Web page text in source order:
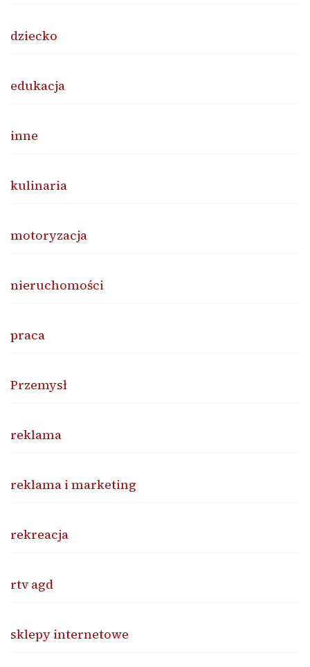
dziecko
edukacja
inne
kulinaria
motoryzacja
nieruchomości
praca
Przemysł
reklama
reklama i marketing
rekreacja
rtv agd
sklepy internetowe